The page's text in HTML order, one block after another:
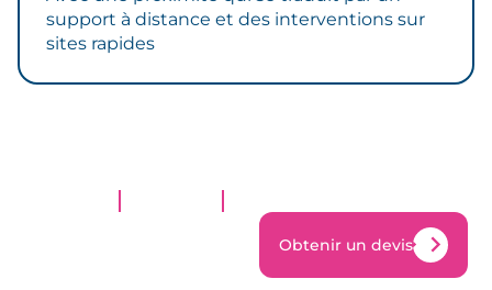
support à distance et des interventions sur
sites rapides
Obtenir un devis